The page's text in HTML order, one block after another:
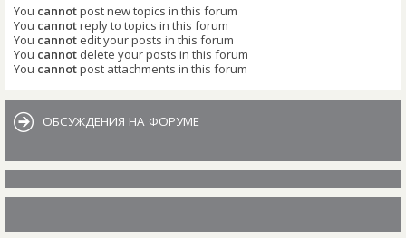
You cannotpost new topics in this forum
You cannotreply to topics in this forum
You cannot edit your posts in this forum
You cannot delete your posts in this forum
You cannotpost attachments in this forum
ОБСУЖДЕНИЯ НА ФОРУМЕ